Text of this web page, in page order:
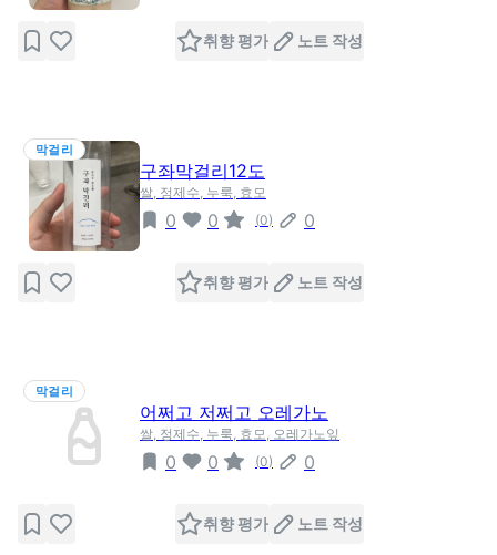
취향 평가 노트 작성
막걸리
구좌막걸리12도
쌀, 정제수, 누룩, 효모
0 0 (0) 0
취향 평가 노트 작성
막걸리
어쩌고 저쩌고 오레가노
쌀, 정제수, 누룩, 효모, 오레가노잎
0 0 (0) 0
취향 평가 노트 작성